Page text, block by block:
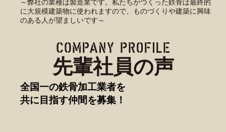
～弊社の業種は製造業です。私たちがつくった鉄骨は最終的
に大規模建築物に使われますので、ものづくりや建築に興味
のある人が望ましいです～
先輩社員の声
全国一の鉄骨加工業者を
共に目指す仲間を募集！